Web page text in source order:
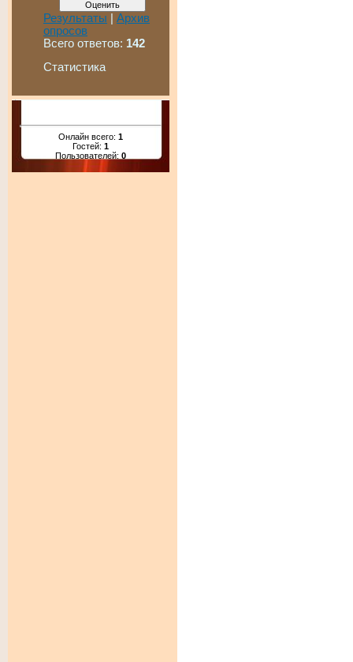
Результаты | Архив
опросов
Всего ответов: 142
Статистика
Онлайн всего: 1
Гостей: 1
Пользователей: 0